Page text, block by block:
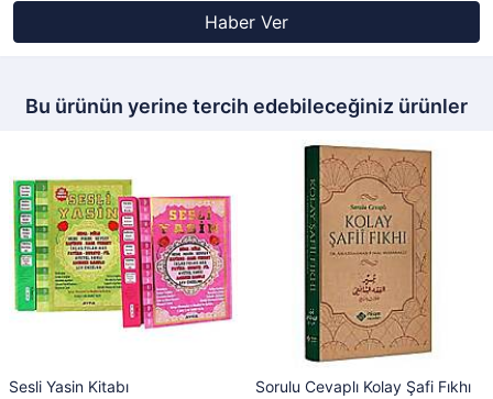
Haber Ver
Bu ürünün yerine tercih edebileceğiniz ürünler
Sesli Yasin Kitabı Sorulu Cevaplı Kolay Şafi Fıkhı